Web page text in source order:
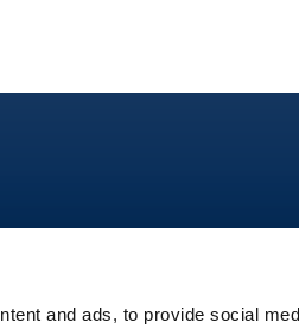
and ads, to provide social